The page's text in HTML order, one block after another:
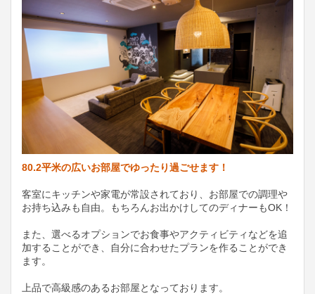
80.2平米の広いお部屋でゆったり過ごせます！
客室にキッチンや家電が常設されており、お部屋での調理や
お持ち込みも自由。もちろんお出かけしてのディナーもOK！
また、選べるオプションでお食事やアクティビティなどを追
加することができ、自分に合わせたプランを作ることができ
ます。
上品で高級感のあるお部屋となっております。